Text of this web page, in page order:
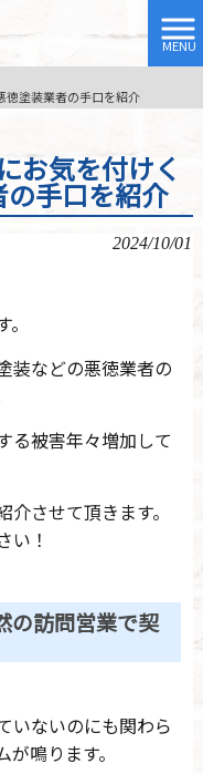
MENU
徳塗装業者の手口を紹介
お気を付けく
手口を紹介
2024/10/01
装などの悪徳業者の
る被害年々増加して
させて頂きます。
い！
訪問営業で契
いないのにも関わら
鳴ります。